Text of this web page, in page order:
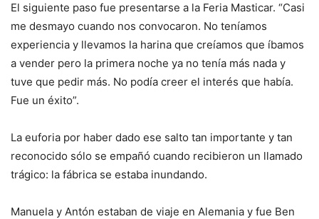
El siguiente paso fue presentarse a la Feria Masticar. “Casi
me desmayo cuando nos convocaron. No teníamos
experiencia y llevamos la harina que creíamos que íbamos
a vender pero la primera noche ya no tenía más nada y
tuve que pedir más. No podía creer el interés que había.
Fue un éxito”.
La euforia por haber dado ese salto tan importante y tan
reconocido sólo se empañó cuando recibieron un llamado
trágico: la fábrica se estaba inundando.
Manuela y Antón estaban de viaje en Alemania y fue Ben